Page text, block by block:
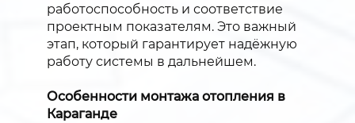
работоспособность и соответствие
проектным показателям. Это важный
этап, который гарантирует надёжную
работу системы в дальнейшем.
Особенности монтажа отопления в
Караганде